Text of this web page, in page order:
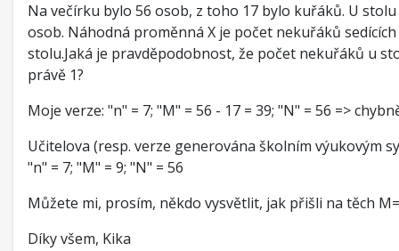
Na večírku bylo 56 osob, z toho 17 bylo kuřáků. U stolu
osob. Náhodná proměnná X je počet nekuřáků
stolu.Jaká je pravděpodobnost, že počet nekuřáků u
právě 1?
Moje verze: "n" = 7; "M" = 56 - 17 = 39; "N" = 56 =>
Učitelova (resp. verze generována školním výukovým
"n" = 7; "M" = 9; "N" = 56
Můžete mi, prosím, někdo vysvětlit, jak přišli na těch
Díky všem, Kika